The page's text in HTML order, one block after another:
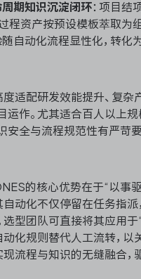
期知识沉淀闭环：项目结
程资产按预设模板萃取为
自动化流程显性化，转化
度适配研发效能提升、复
运作。尤其适合百人以上规
安全与流程规范性有严苛
的核心优势在于“以事
自动化不仅停留在任务指派
选型团队可直接将其应用
动化规则替代人工流转，以
现流程与知识的无缝融合，